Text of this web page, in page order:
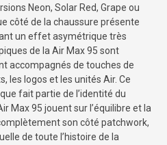
Neon, Solar Red, Grape ou
côté de la chaussure présente
un effet asymétrique très
de la Air Max 95 sont
accompagnés de touches de
les logos et les unités Air. Ce
fait partie de l’identité du
Max 95 jouent sur l’équilibre et la
son côté patchwork,
de toute l’histoire de la